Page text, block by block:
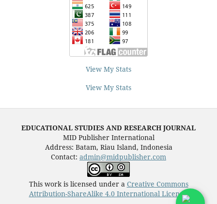
View My Stats
View My Stats
EDUCATIONAL STUDIES AND RESEARCH JOURNAL
MID Publisher International
Address: Batam, Riau Island, Indonesia
Contact: admin@midpublisher.com
This work is licensed under a Creative Commons
Attribution-ShareAlike 4.0 International License.